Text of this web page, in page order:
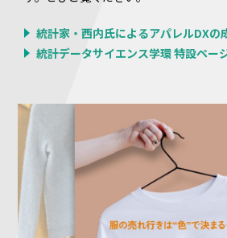
統計家・西内氏によるアパレルDXの
統計データサイエンス学環 特設ペー